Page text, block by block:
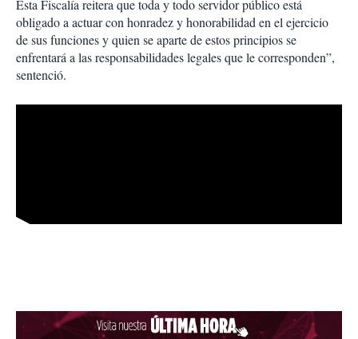
Esta Fiscalía reitera que toda y todo servidor público está
obligado a actuar con honradez y honorabilidad en el ejercicio
de sus funciones y quien se aparte de estos principios se
enfrentará a las responsabilidades legales que le corresponden”,
sentenció.